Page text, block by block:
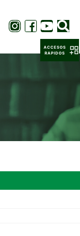
ACCESOS
RAPIDOS